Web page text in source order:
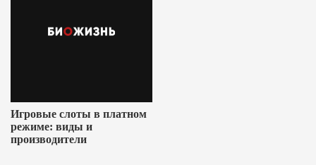
Игровые слоты в платном
режиме: виды и
производители